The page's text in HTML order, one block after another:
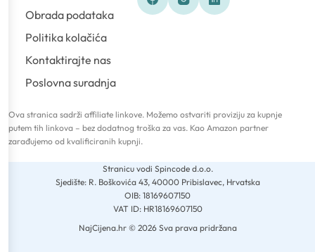
Obrada podataka
Politika kolačića
Kontaktirajte nas
Poslovna suradnja
Ova stranica sadrži affiliate linkove. Možemo ostvariti proviziju za kupnje
putem tih linkova – bez dodatnog troška za vas. Kao Amazon partner
zarađujemo od kvalificiranih kupnji.
Stranicu vodi Spincode d.o.o.
Sjedište: R. Boškovića 43, 40000 Pribislavec, Hrvatska
OIB: 18169607150
VAT ID: HR18169607150
NajCijena.hr © 2026 Sva prava pridržana